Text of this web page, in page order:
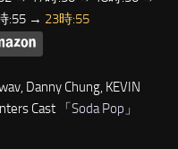
:55 → 23時:55
Danny Chung, KEVIN
Cast 「 Soda Pop 」